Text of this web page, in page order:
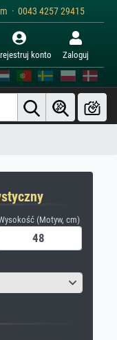
· 0043 4257 29415
konto Zaloguj
(Motyw, cm)